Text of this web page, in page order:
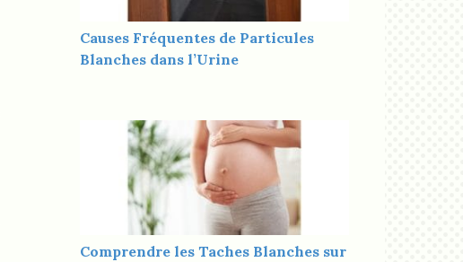
Causes Fréquentes de Particules
Blanches dans l’Urine
Comprendre les Taches Blanches sur